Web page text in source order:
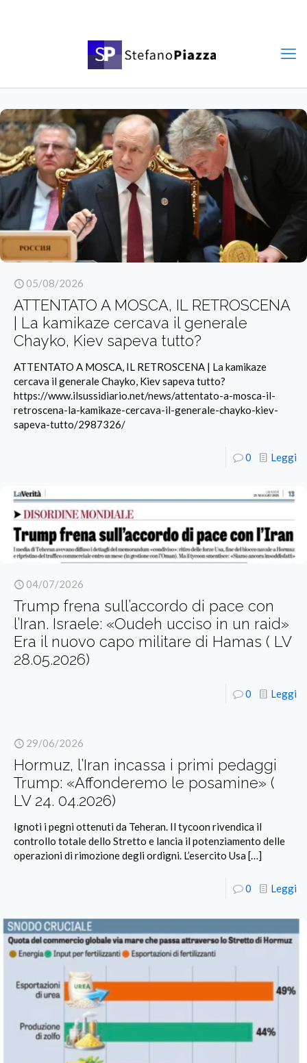
05/08/2026
ATTENTATO A MOSCA, IL RETROSCENA
| La kamikaze cercava il generale
Chayko, Kiev sapeva tutto?
ATTENTATO A MOSCA, IL RETROSCENA | La kamikaze
cercava il generale Chayko, Kiev sapeva tutto?
https://www.ilsussidiario.net/news/attentato-a-mosca-il-
retroscena-la-kamikaze-cercava-il-generale-chayko-kiev-
sapeva-tutto/2987326/
0 Leggi
04/07/2026
Trump frena sull’accordo di pace con
l’Iran. Israele: «Oudeh ucciso in un raid»
Era il nuovo capo militare di Hamas ( LV
28.05.2026)
0 Leggi
29/06/2026
Hormuz, l’Iran incassa i primi pedaggi
Trump: «Affonderemo le posamine» (
LV 24. 04.2026)
Ignoti i pegni ottenuti da Teheran. Il tycoon rivendica il
controllo totale dello Stretto e lancia il potenziamento delle
operazioni di rimozione degli ordigni. L’esercito Usa[…]
0 Leggi